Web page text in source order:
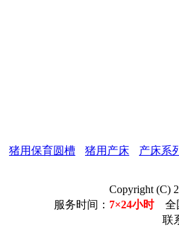
猪用保育圆槽 猪用产床 产床系
Copyright (C)
服务时间： 7×24小时全
联